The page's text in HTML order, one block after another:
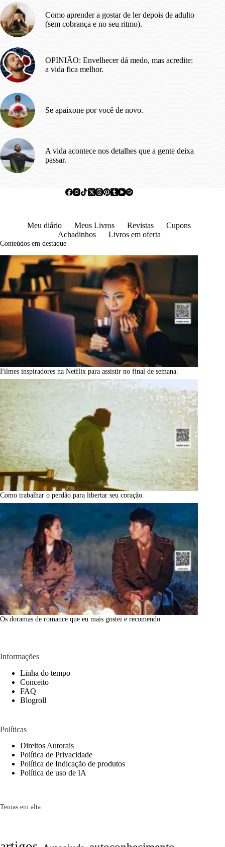
Como aprender a gostar de ler depois de adulto
(sem cobrança e no seu ritmo).
OPINIÃO: Envelhecer dá medo, mas acredite:
a vida fica melhor.
Se apaixone por você de novo.
A vida acontece nos detalhes que a gente deixa
passar.
Meu diário Meus Livros Revistas
Cupons
Achadinhos
Livros em oferta
Conteúdos em destaque
Filmes inspiradores na Netflix para assistir no final de semana.
Como trabalhar o perdão para libertar seu coração.
Os doramas de romance que eu mais gostei e recomendo.
Informações
Linha do tempo
Conceito
FAQ
Blogroll
Políticas
Direitos Autorais
Política de Privacidade
Política de Indicação de produtos
Política de uso de IA
Temas em alta